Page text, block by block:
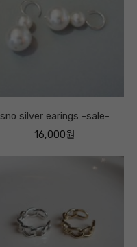
sno silver earings -sale-
16,000원